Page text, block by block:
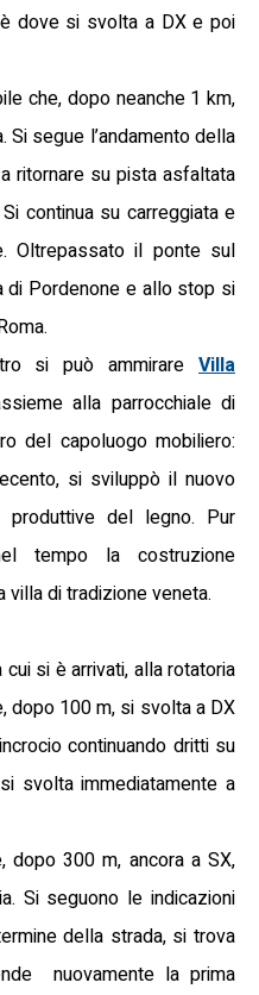
dove si svolta a DX e poi
che, dopo neanche 1 km,
Si segue l’andamento della
ritornare su pista asfaltata
continua su carreggiata e
Oltrepassato il ponte sul
di Pordenone e allo stop si
si può ammirare Villa
alla parrocchiale di
del capoluogo mobiliero:
si sviluppò il nuovo
del legno. Pur
tempo la costruzione
di tradizione veneta.
si è arrivati, alla rotatoria
dopo 100 m, si svolta a DX
continuando dritti su
svolta immediatamente a
300 m, ancora a SX,
Si seguono le indicazioni
della strada, si trova
nuovamente la prima